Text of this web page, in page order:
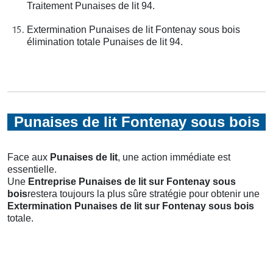
Traitement Punaises de lit 94.
Extermination Punaises de lit Fontenay sous bois
élimination totale Punaises de lit 94.
Punaises de lit Fontenay sous bois
Face aux Punaises de lit, une action immédiate est
essentielle.
Une Entreprise Punaises de lit sur Fontenay sous
boisrestera toujours la plus sûre stratégie pour obtenir une
Extermination Punaises de lit sur Fontenay sous bois
totale.